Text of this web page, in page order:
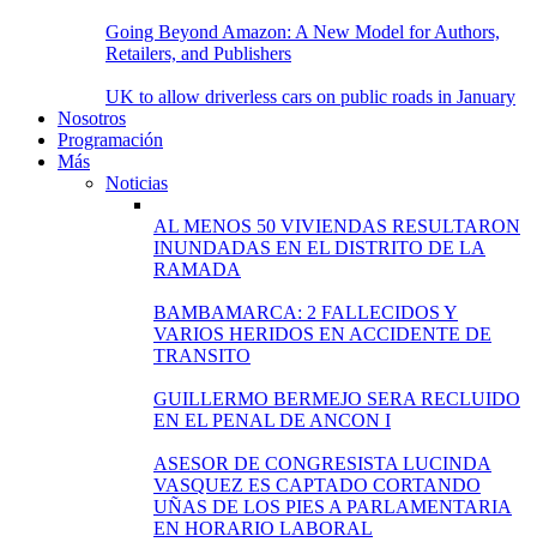
Going Beyond Amazon: A New Model for Authors,
Retailers, and Publishers
UK to allow driverless cars on public roads in January
Nosotros
Programación
Más
Noticias
AL MENOS 50 VIVIENDAS RESULTARON
INUNDADAS EN EL DISTRITO DE LA
RAMADA
BAMBAMARCA: 2 FALLECIDOS Y
VARIOS HERIDOS EN ACCIDENTE DE
TRANSITO
GUILLERMO BERMEJO SERA RECLUIDO
EN EL PENAL DE ANCON I
ASESOR DE CONGRESISTA LUCINDA
VASQUEZ ES CAPTADO CORTANDO
UÑAS DE LOS PIES A PARLAMENTARIA
EN HORARIO LABORAL